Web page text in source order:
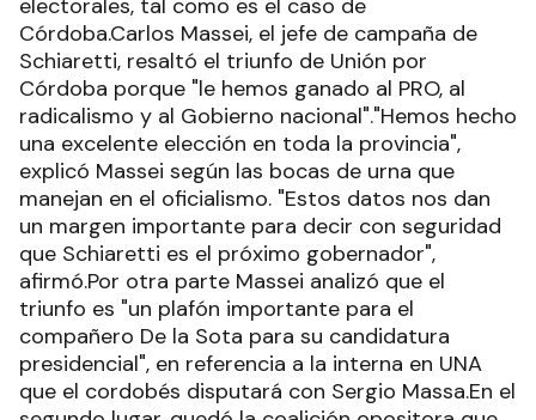
electorales, tal como es el caso de
Córdoba.Carlos Massei, el jefe de campaña de
Schiaretti, resaltó el triunfo de Unión por
Córdoba porque "le hemos ganado al PRO, al
radicalismo y al Gobierno nacional"."Hemos hecho
una excelente elección en toda la provincia",
explicó Massei según las bocas de urna que
manejan en el oficialismo. "Estos datos nos dan
un margen importante para decir con seguridad
que Schiaretti es el próximo gobernador",
afirmó.Por otra parte Massei analizó que el
triunfo es "un plafón importante para el
compañero De la Sota para su candidatura
presidencial", en referencia a la interna en UNA
que el cordobés disputará con Sergio Massa.En el